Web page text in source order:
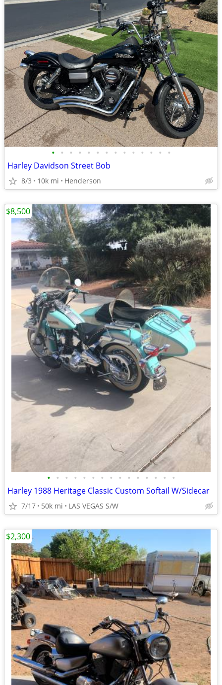
• • • • • • • • • • • • • •
Harley Davidson Street Bob
8/3 10k mi Henderson
• • • • • • • • • • • • • • •
Harley 1988 Heritage Classic Custom Softail W/Sidecar
7/17 50k mi LAS VEGAS S/W
$8,500
$2,300